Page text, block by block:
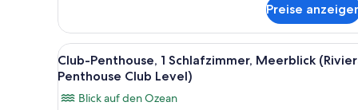
Schlafzimmer,
Gartenblick
(Great
House
Luxury)
Preise
Alle
Fotos
Club-
Ein Bett mit Baldachin,
3
Club-Penthouse, 1 Schlafzimmer, Meerblick
Penthouse Club Level)
Blick auf den Ozean